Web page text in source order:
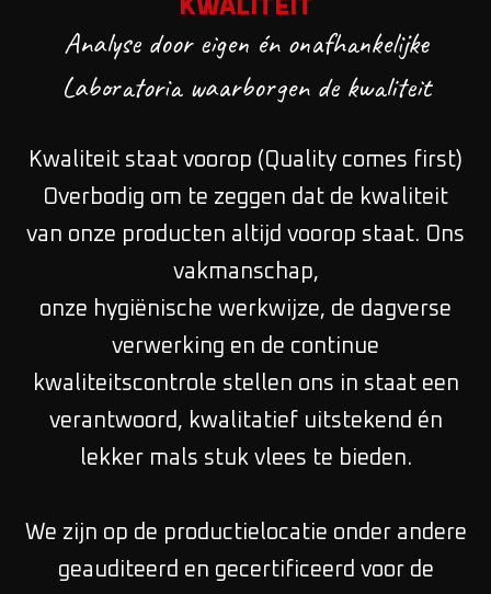
KWALITEIT
Analyse door eigen én onafhankelijke
Laboratoria waarborgen de kwaliteit
Kwaliteit staat voorop (Quality comes first)
Overbodig om te zeggen dat de kwaliteit
van onze producten altijd voorop staat. Ons
vakmanschap,
onze hygiënische werkwijze, de dagverse
verwerking en de continue
kwaliteitscontrole stellen ons in staat een
verantwoord, kwalitatief uitstekend én
lekker mals stuk vlees te bieden.
We zijn op de productielocatie onder andere
geauditeerd en gecertificeerd voor de